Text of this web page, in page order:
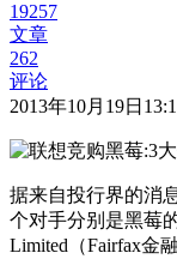
19257
文章
262
评论
2013年10月19日
据来自投行界的消
个对手分别是黑莓
Limited（Fairfax金